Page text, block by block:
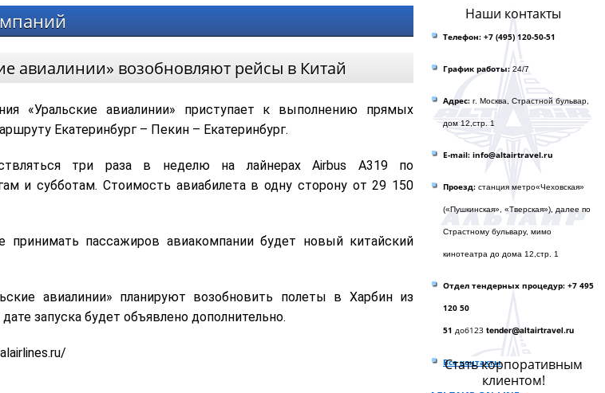
авиалинии» возобновляют рейсы в Китай
«Уральские авиалинии» приступает к выполнению прямых
Екатеринбург – Пекин – Екатеринбург.
три раза в неделю на лайнерах Airbus A319 по
и субботам. Стоимость авиабилета в одну сторону от 29 150
принимать пассажиров авиакомпании будет новый китайский
авиалинии» планируют возобновить полеты в Харбин из
запуска будет объявлено дополнительно.
Наши контакты
Телефон: +7 (495) 120-50-51
График работы: 24/7
Адрес: г. Москва, Страстной бульвар,
дом 12,стр. 1
E-mail: info@altairtravel.ru
Проезд: станция метро«Чеховская»
(«Пушкинская», «Тверская»), далее по
Страстному бульвару, мимо
кинотеатра до домa 12,стр. 1
Отдел тендерных процедур: +7 495
120 50
51 доб123 tender@altairtravel.ru
Все контакты
Стать корпоративным
клиентом!